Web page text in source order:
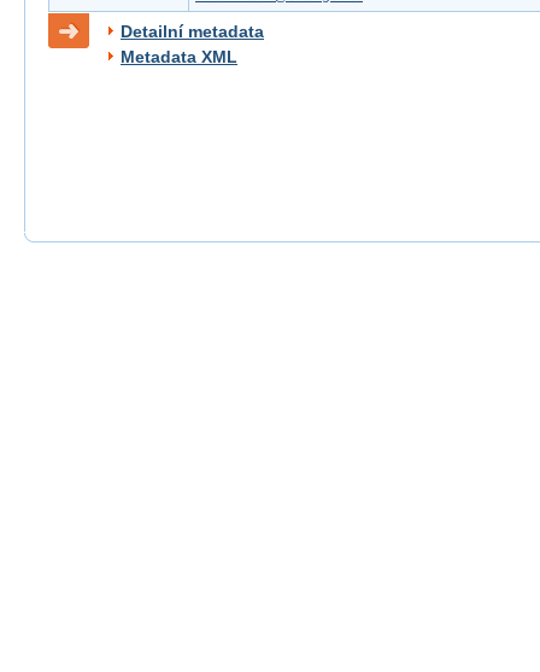
Detailní metadata
Metadata XML